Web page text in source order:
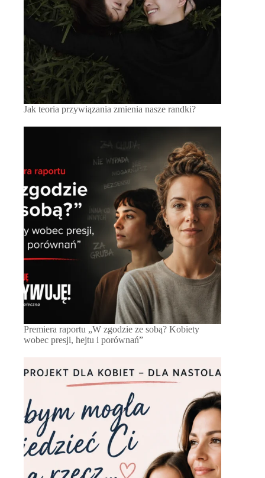
Jak teoria przywiązania zmienia nasze randki?
Premiera raportu „W zgodzie ze sobą? Kobiety
wobec presji, hejtu i porównań”